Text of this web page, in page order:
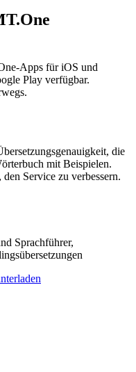
Apps für iOS und
Play verfügbar.
die
mit Beispielen.
Service zu verbessern.
Sprachführer,